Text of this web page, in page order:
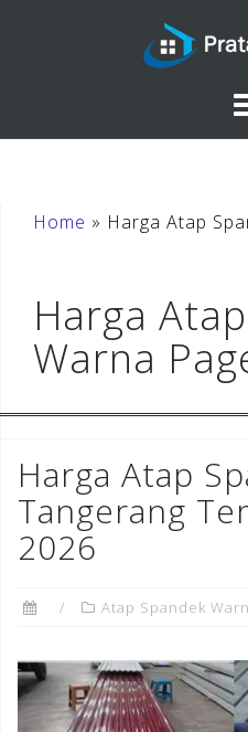
Home » Harga Atap
Harga
Warna
Harga Atap
Tangerang
2026
Atap Spandek